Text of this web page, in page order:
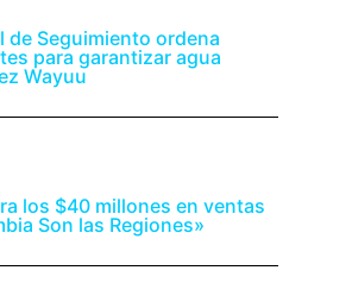
de Seguimiento ordena
para garantizar agua
Wayuu
los $40 millones en ventas
Son las Regiones»